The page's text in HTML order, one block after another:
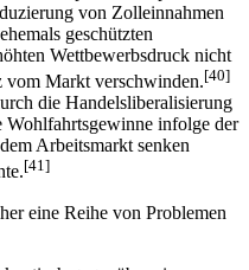
nur positive Aspekte mit
von Zolleinnahmen
geschützten
Wettbewerbsdruck nicht
vom Markt verschwinden.[40]
die Handelsliberalisierung
infolge der
Arbeitsmarkt senken
eine Reihe von Problemen